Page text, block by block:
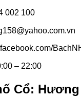
002 100
– 22:00
Cổ: